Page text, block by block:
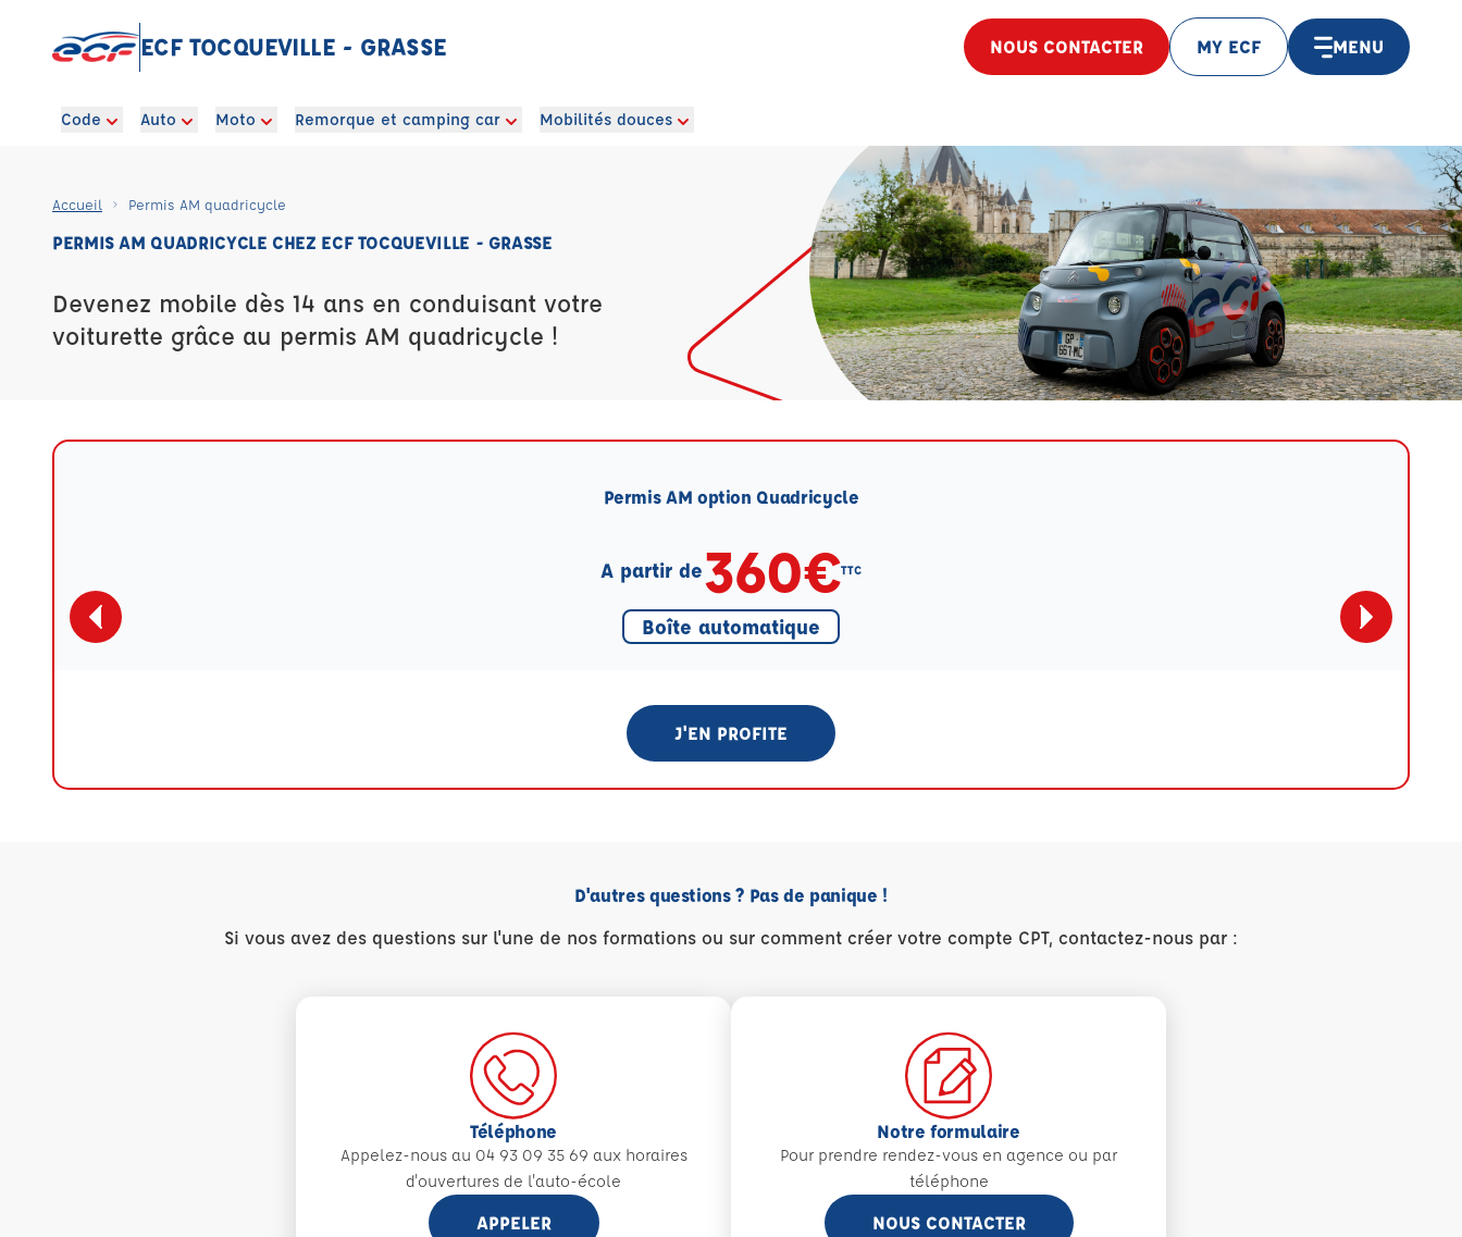
ECF TOCQUEVILLE - GRASSE NOUS CONTACTER MY ECF MENU
Code Auto Moto Remorque et camping car Mobilités douces
Accueil Permis AM quadricycle
PERMIS AM QUADRICYCLE CHEZ ECF TOCQUEVILLE - GRASSE
Devenez mobile dès 14 ans en conduisant votre
voiturette grâce au permis AM quadricycle !
Permis AM option Quadricycle
A partir de360€TTC
Boîte automatique
J'EN PROFITE
D'autres questions ? Pas de panique !
Si vous avez des questions sur l'une de nos formations ou sur comment créer votre compte CPT, contactez-nous par :
Téléphone
Appelez-nous au 04 93 09 35 69 aux horaires
d'ouvertures de l'auto-école
APPELER
Notre formulaire
Pour prendre rendez-vous en agence ou par
téléphone
NOUS CONTACTER